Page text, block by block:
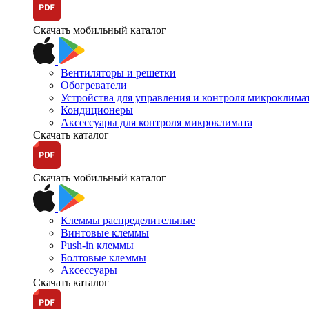
Скачать мобильный каталог
Вентиляторы и решетки
Обогреватели
Устройства для управления и контроля
Кондиционеры
Аксессуары для контроля микроклимата
Скачать каталог
Скачать мобильный каталог
Клеммы распределительные
Винтовые клеммы
Push-in клеммы
Болтовые клеммы
Аксессуары
Скачать каталог